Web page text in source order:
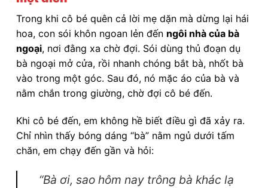
Trong khi cô bé quên cả lời mẹ dặn mà dừng lại hái
hoa, con sói khôn ngoan lẻn đến ngôi nhà của bà
ngoại, nơi đằng xa chờ đợi. Sói dùng thủ đoạn dụ
bà ngoại mở cửa, rồi nhanh chóng bắt bà, nhốt bà
vào trong một góc. Sau đó, nó mặc áo của bà và
nằm chắn trong giường, chờ đợi cô bé đến.
Khi cô bé đến, em không hề biết điều gì đã xảy ra.
Chỉ nhìn thấy bóng dáng “bà” nằm ngủ dưới tấm
chăn, em chạy đến gần và hỏi:
“Bà ơi, sao hôm nay trông bà khác lạ